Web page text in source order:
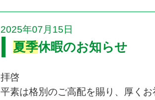
2025年07月15日
夏季休暇のお知らせ
拝啓
平素は格別のご高配を賜り、厚く